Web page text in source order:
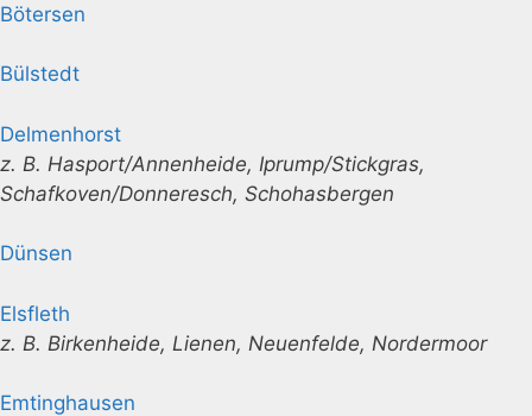
Bötersen
Bülstedt
Delmenhorst
z. B. Hasport/Annenheide, Iprump/Stickgras,
Schafkoven/Donneresch, Schohasbergen
Dünsen
Elsfleth
z. B. Birkenheide, Lienen, Neuenfelde, Nordermoor
Emtinghausen